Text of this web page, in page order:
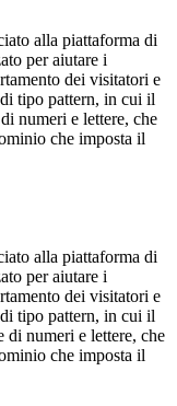
alla piattaforma di
per aiutare i
dei visitatori e
tipo pattern, in cui il
numeri e lettere, che
che imposta il
alla piattaforma di
per aiutare i
dei visitatori e
tipo pattern, in cui il
di numeri e lettere, che
che imposta il